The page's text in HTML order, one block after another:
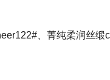
、菁纯柔润丝缎